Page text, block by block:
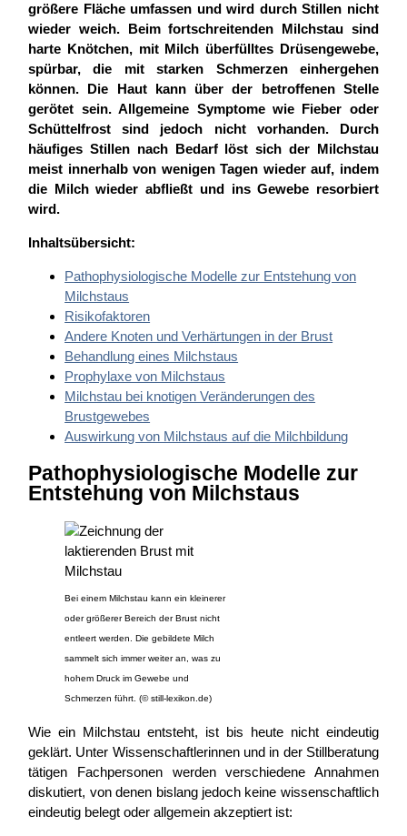
größere Fläche umfassen und wird durch Stillen nicht
wieder weich. Beim fortschreitenden Milchstau sind
harte Knötchen, mit Milch überfülltes Drüsengewebe,
spürbar, die mit starken Schmerzen einhergehen
können. Die Haut kann über der betroffenen Stelle
gerötet sein. Allgemeine Symptome wie Fieber oder
Schüttelfrost sind jedoch nicht vorhanden. Durch
häufiges Stillen nach Bedarf löst sich der Milchstau
meist innerhalb von wenigen Tagen wieder auf, indem
die Milch wieder abfließt und ins Gewebe resorbiert
wird.
Inhaltsübersicht:
Pathophysiologische Modelle zur Entstehung von
Milchstaus
Risikofaktoren
Andere Knoten und Verhärtungen in der Brust
Behandlung eines Milchstaus
Prophylaxe von Milchstaus
Milchstau bei knotigen Veränderungen des
Brustgewebes
Auswirkung von Milchstaus auf die Milchbildung
Pathophysiologische Modelle zur
Entstehung von Milchstaus
Bei einem Milchstau kann ein kleinerer
oder größerer Bereich der Brust nicht
entleert werden. Die gebildete Milch
sammelt sich immer weiter an, was zu
hohem Druck im Gewebe und
Schmerzen führt. (© still-lexikon.de)
Wie ein Milchstau entsteht, ist bis heute nicht eindeutig
geklärt. Unter Wissenschaftlerinnen und in der Stillberatung
tätigen Fachpersonen werden verschiedene Annahmen
diskutiert, von denen bislang jedoch keine wissenschaftlich
eindeutig belegt oder allgemein akzeptiert ist: